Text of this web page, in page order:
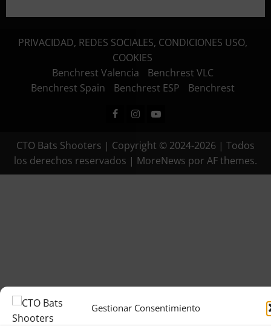
Gestionar Consentimiento
PRIVACIDAD, REDES SOCIALES, CONDICIONES USO,
COOKIES
Benchrest Valencia
Benchrest VLC
Benchrest Spain
Benchrest ESP Benchrest
Facebook
Instagram
Youtube
CTO Bats Shooters | Copyright © 2024-2026 | Todos
los derechos reservados | MoreNews por AF themes.